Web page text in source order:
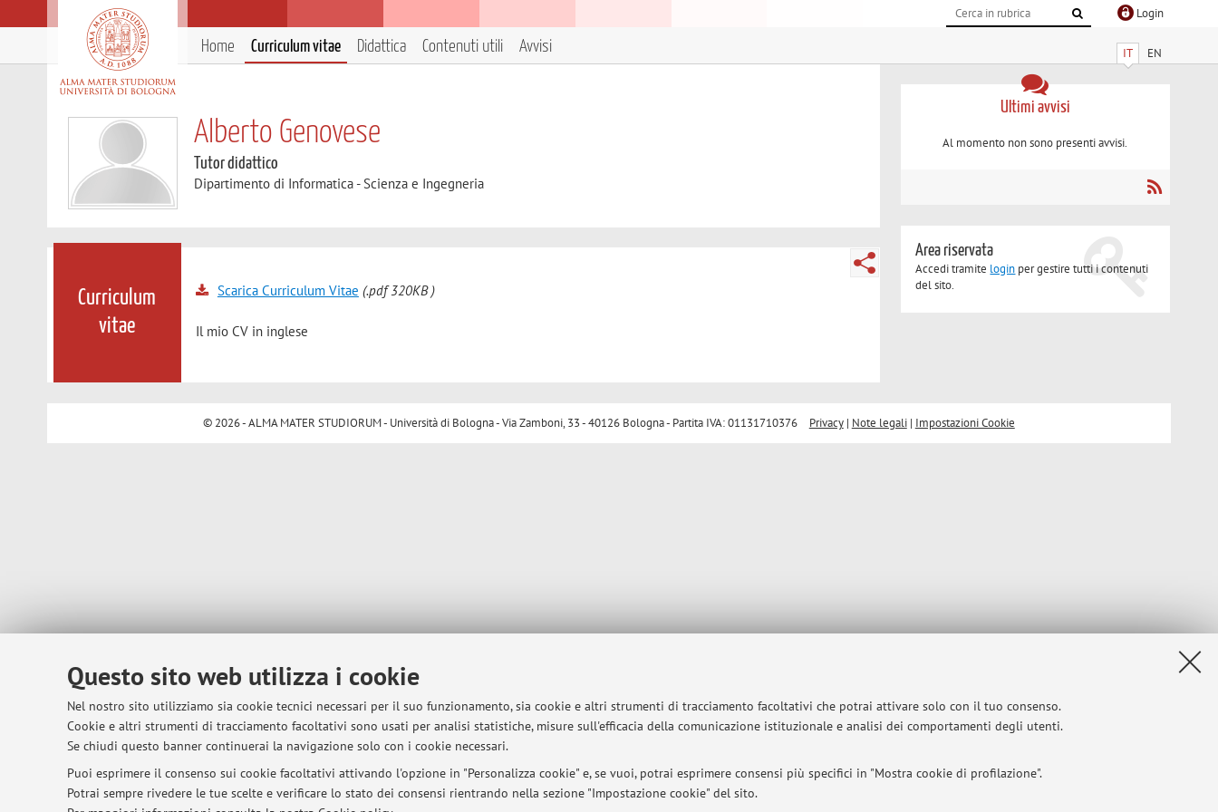
Questo sito web utilizza i cookie
Nel nostro sito utilizziamo sia cookie tecnici necessari per il suo funzionamento, sia cookie e altri strumenti di tracciamento facoltativi che potrai attivare solo con il tuo consenso.
Cookie e altri strumenti di tracciamento facoltativi sono usati per analisi statistiche, misure sull'efficacia della comunicazione istituzionale e analisi dei comportamenti degli utenti.
Se chiudi questo banner continuerai la navigazione solo con i cookie necessari.
Puoi esprimere il consenso sui cookie facoltativi attivando l'opzione in "Personalizza cookie" e, se vuoi, potrai esprimere consensi più specifici in "Mostra cookie di profilazione".
Potrai sempre rivedere le tue scelte e verificare lo stato dei consensi rientrando nella sezione "Impostazione cookie" del sito.
Login
IT EN
Home Curriculum vitae Didattica Contenuti utili Avvisi
Alberto Genovese
Tutor didattico
Dipartimento di Informatica - Scienza e Ingegneria
Curriculum
vitae
Scarica Curriculum Vitae (.pdf 320KB )
Il mio CV in inglese
Ultimi avvisi
Al momento non sono presenti avvisi.
Area riservata
Accedi tramite login per gestire tutti i contenuti
del sito.
© 2026 - ALMA MATER STUDIORUM - Università di Bologna - Via Zamboni, 33 - 40126 Bologna - Partita IVA: 01131710376 Privacy| Note legali| Impostazioni Cookie